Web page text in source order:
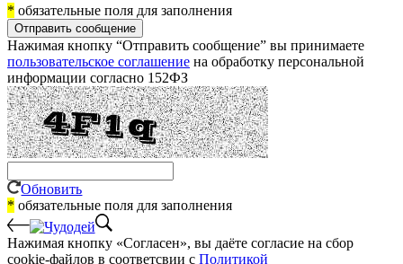
* обязательные поля для заполнения
Отправить сообщение
Нажимая кнопку “Отправить сообщение” вы принимаете
пользовательское соглашение на обработку персональной
информации согласно 152ФЗ
Обновить
* обязательные поля для заполнения
Нажимая кнопку «Согласен», вы даёте cогласие на сбор
cookie-файлов в соответсвии с Политикой